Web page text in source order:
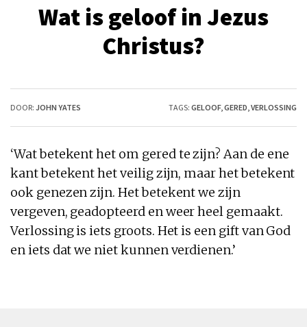
Wat is geloof in Jezus
Christus?
DOOR: JOHN YATES TAGS: GELOOF, GERED VERLOSSING
‘Watbetekent het om gered te zijn? Aan de ene
kant betekent het veilig zijn, maar het betekent
ook genezen zijn. Het betekent we zijn
vergeven, geadopteerd en weer heel gemaakt.
Verlossingis iets groots. Hetis een gift van God
en iets dat we niet kunnen verdienen.’